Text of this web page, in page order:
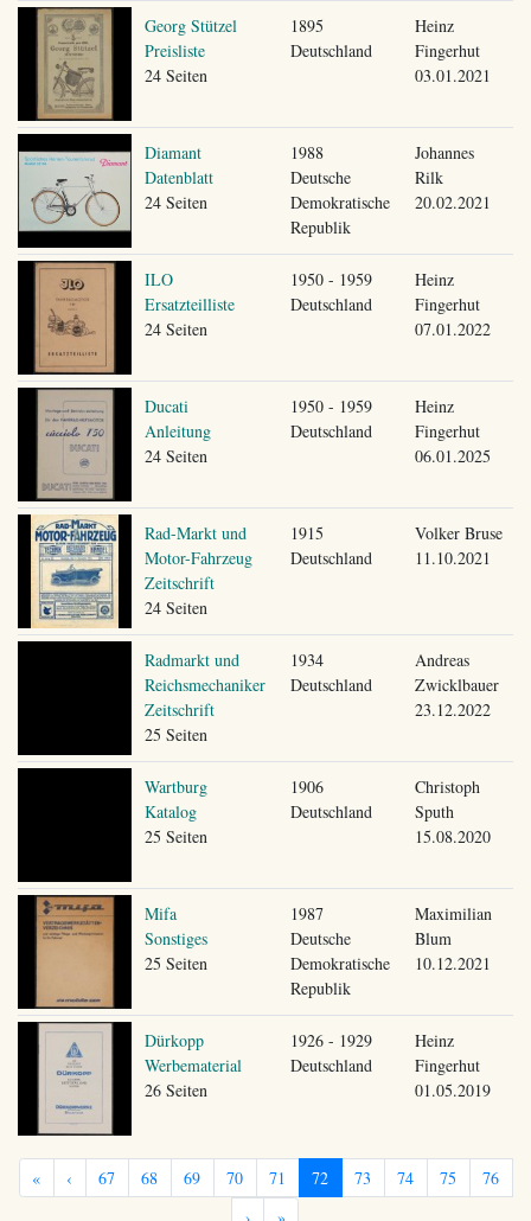
Georg Stützel
Preisliste
24 Seiten
1895
Deutschland
Heinz
Fingerhut
03.01.2021
Diamant
Datenblatt
24 Seiten
1988
Deutsche
Demokratische
Republik
Johannes
Rilk
20.02.2021
ILO
Ersatzteilliste
24 Seiten
1950 - 1959
Deutschland
Heinz
Fingerhut
07.01.2022
Ducati
Anleitung
24 Seiten
1950 - 1959
Deutschland
Heinz
Fingerhut
06.01.2025
Rad-Markt und
Motor-Fahrzeug
Zeitschrift
24 Seiten
1915
Deutschland
Volker Bruse
11.10.2021
Radmarkt und
Reichsmechaniker
Zeitschrift
25 Seiten
1934
Deutschland
Andreas
Zwicklbauer
23.12.2022
Wartburg
Katalog
25 Seiten
1906
Deutschland
Christoph
Sputh
15.08.2020
Mifa
Sonstiges
25 Seiten
1987
Deutsche
Demokratische
Republik
Maximilian
Blum
10.12.2021
Dürkopp
Werbematerial
26 Seiten
1926 - 1929
Deutschland
Heinz
Fingerhut
01.05.2019
« ‹ 67 68 69 70 71 72 73 74 75
76
›
»